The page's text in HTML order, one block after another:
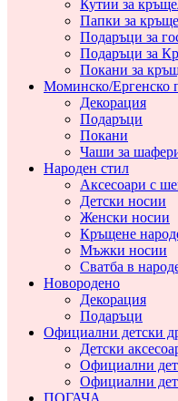
Кутии за
Папки за
Подаръци за
Подаръци за
Покани за
Моминско/Ергенско
Декорация
Подаръци
Покани
Чаши за
Народен стил
Аксесоари с
Детски носии
Женски носии
Кръщене
Мъжки носии
Сватба в
Новородено
Декорация
Подаръци
Официални детски
Детски
Официални
Официални